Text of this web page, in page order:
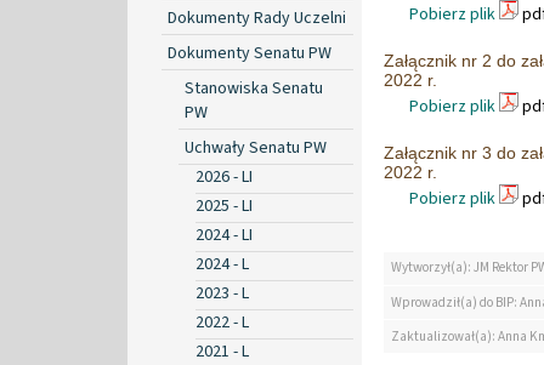
Dokumenty Rady Uczelni
Dokumenty Senatu PW
Stanowiska Senatu
PW
Uchwały Senatu PW
2026 - LI
2025 - LI
2024 - LI
2024 - L
2023 - L
2022 - L
2021 - L
Pobierz plik
Załącznik nr 2 do
2022 r.
Pobierz plik
Załącznik nr 3 do
2022 r.
Pobierz plik
Wytworzył(a): JM Rektor
Wprowadził(a) do BIP:
Zaktualizował(a): Anna